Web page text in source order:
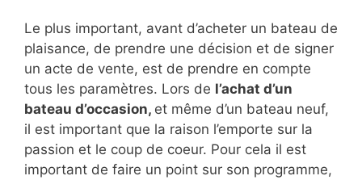
Le plus important, avant d’acheter un bateau de
plaisance, de prendre une décision et de signer
un acte de vente, est de prendre en compte
tous les paramètres. Lors de l’achat d’un
bateau d’occasion, et même d’un bateau neuf,
il est important que la raison l’emporte sur la
passion et le coup de coeur. Pour cela il est
important de faire un point sur son programme,